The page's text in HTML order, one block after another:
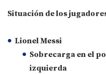
Situación de los
Lionel Messi
Sobrecarga en el
izquierda